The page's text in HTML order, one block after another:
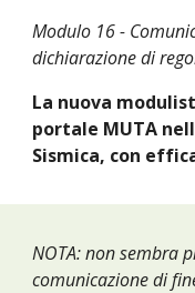
Modulo 16 -
dichiarazione di
La nuova
portale MUTA
Sismica, con
NOTA: non sembra
comunicazione di